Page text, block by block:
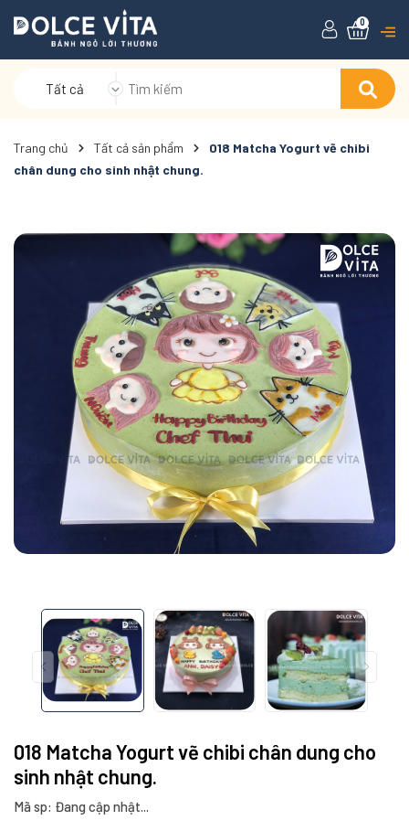
Tất cả
0
Trang chủ Tất cả sản phẩm
018 Matcha Yogurt vẽ chibi
chân dung cho sinh nhật chung.
018 Matcha Yogurt vẽ chibi chân dung cho
sinh nhật chung.
Mã sp: Đang cập nhật...